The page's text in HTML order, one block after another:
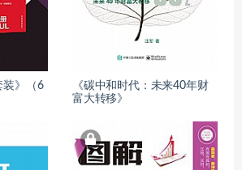
装》（6
《碳中和时代：未来40年财
富大转移》